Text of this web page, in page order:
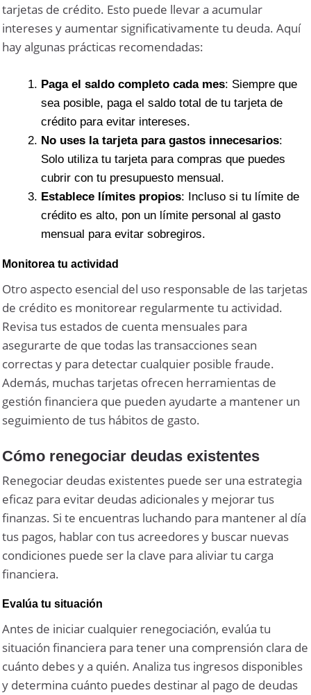
tarjetas de crédito. Esto puede llevar a acumular
intereses y aumentar significativamente tu deuda. Aquí
hay algunas prácticas recomendadas:
Paga el saldo completo cada mes: Siempre que
sea posible, paga el saldo total de tu tarjeta de
crédito para evitar intereses.
No uses la tarjeta para gastos innecesarios:
Solo utiliza tu tarjeta para compras que puedes
cubrir con tu presupuesto mensual.
Establece límites propios: Incluso si tu límite de
crédito es alto, pon un límite personal al gasto
mensual para evitar sobregiros.
Monitorea tu actividad
Otro aspecto esencial del uso responsable de las tarjetas
de crédito es monitorear regularmente tu actividad.
Revisa tus estados de cuenta mensuales para
asegurarte de que todas las transacciones sean
correctas y para detectar cualquier posible fraude.
Además, muchas tarjetas ofrecen herramientas de
gestión financiera que pueden ayudarte a mantener un
seguimiento de tus hábitos de gasto.
Cómo renegociar deudas existentes
Renegociar deudas existentes puede ser una estrategia
eficaz para evitar deudas adicionales y mejorar tus
finanzas. Si te encuentras luchando para mantener al día
tus pagos, hablar con tus acreedores y buscar nuevas
condiciones puede ser la clave para aliviar tu carga
financiera.
Evalúa tu situación
Antes de iniciar cualquier renegociación, evalúa tu
situación financiera para tener una comprensión clara de
cuánto debes y a quién. Analiza tus ingresos disponibles
y determina cuánto puedes destinar al pago de deudas